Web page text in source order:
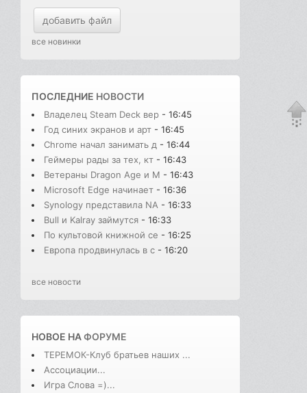
добавить файл
все новинки
ПОСЛЕДНИЕ НОВОСТИ
Владелец Steam Deck вер - 16:45
Год синих экранов и арт - 16:45
Chrome начал занимать д - 16:44
Геймеры рады за тех, кт - 16:43
Ветераны Dragon Age и M - 16:43
Microsoft Edge начинает - 16:36
Synology представила NA - 16:33
Bull и Kalray займутся - 16:33
По культовой книжной се - 16:25
Европа продвинулась в с - 16:20
все новости
НОВОЕ НАФОРУМЕ
ТЕРЕМОК-Клуб братьев наших ...
Ассоциации...
Игра Слова =)...